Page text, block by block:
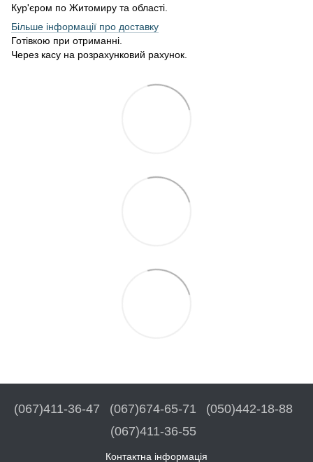
Кур'єром по Житомиру та області.
Більше інформації про доставку
Готівкою при отриманні.
Через касу на розрахунковий рахунок.
(067)411-36-47 (067)674-65-71
(050)442-18-88
(067)411-36-55
Контактна інформація